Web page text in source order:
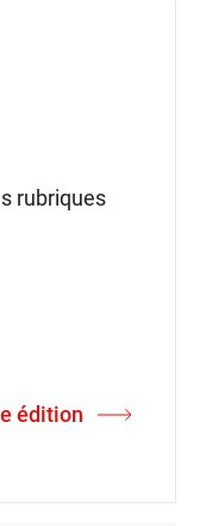
rubriques
édition